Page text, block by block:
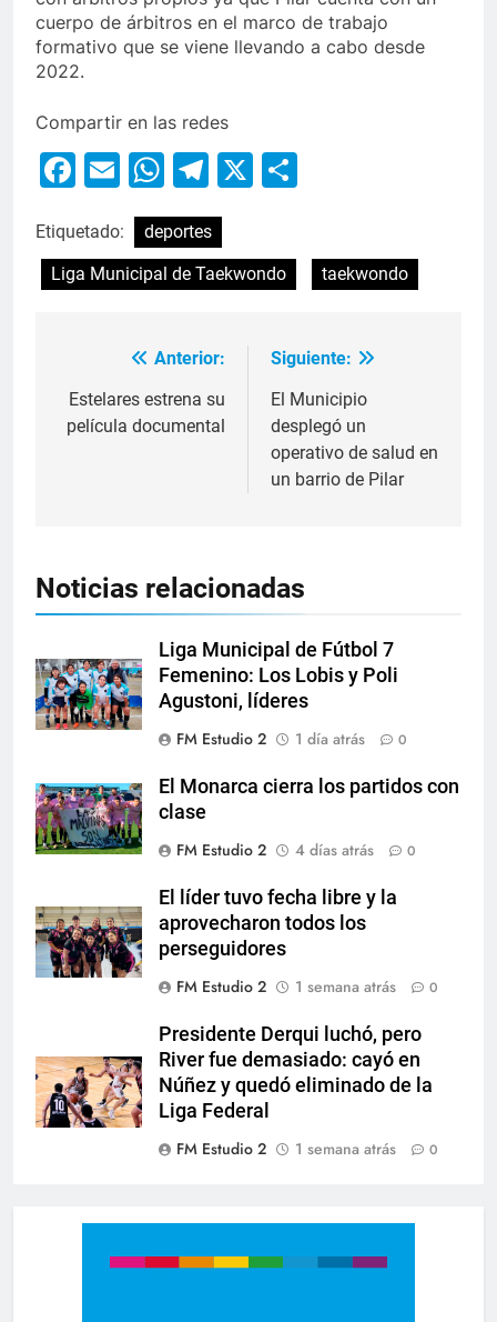
cuerpo de árbitros en el marco de trabajo
formativo que se viene llevando a cabo desde
2022.
Compartir en las redes
Facebook
EmailWhatsApp
Telegram
X
Etiquetado:
deportes
Liga Municipal de Taekwondo
taekwondo
Anterior:
Estelares estrena su
película documental
Siguiente:
El Municipio
desplegó un
operativo de salud en
un barrio de Pilar
Noticias relacionadas
Liga Municipal de Fútbol 7
Femenino: Los Lobis y Poli
Agustoni, líderes
FM Estudio 2
1 día atrás 0
El Monarca cierra los partidos con
clase
FM Estudio 2
4 días atrás 0
El líder tuvo fecha libre y la
aprovecharon todos los
perseguidores
FM Estudio 2
1 semana atrás 0
Presidente Derqui luchó, pero
River fue demasiado: cayó en
Núñez y quedó eliminado de la
Liga Federal
FM Estudio 2
1 semana atrás 0